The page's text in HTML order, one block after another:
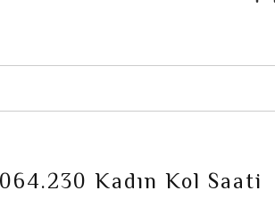
Kadın Kol Saati